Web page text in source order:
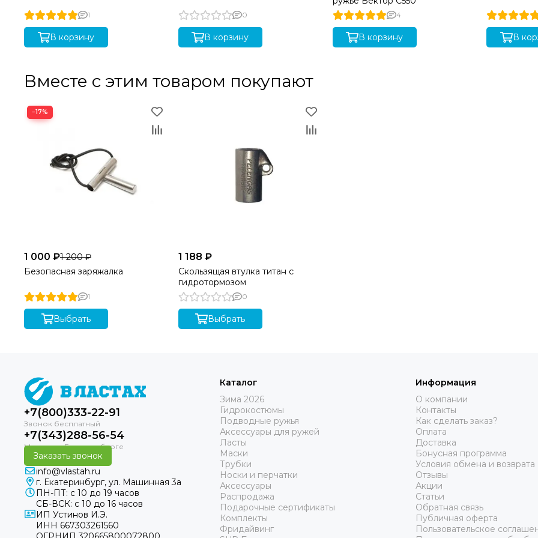
1
В корзину
0
В корзину
4
В корзину В
Вместе с этим товаром покупают
−17%
1 000 ₽1 200 ₽
Безопасная заряжалка
1
Выбрать
1 188 ₽
Скользящая втулка титан с
гидротормозом
0
Выбрать
+7(800)333-22-91
+7(343)288-56-54
Заказать звонок
info@vlastah.ru
г. Екатеринбург, ул. Машинная 3а
ПН-ПТ: с 10 до 19 часов
СБ-ВСК: с 10 до 16 часов
ИП Устинов И.Э.
ИНН 667303261560
Каталог
Зима 2026
Гидрокостюмы
Подводные ружья
Аксессуары для ружей
Ласты
Маски
Трубки
Носки и перчатки
Аксессуары
Распродажа
Подарочные сертификаты
Комплекты
Фридайвинг
Информация
О компании
Контакты
Как сделать заказ?
Оплата
Доставка
Бонусная программа
Условия обмена и возврата
Отзывы
Акции
Статьи
Обратная связь
Публичная оферта
Пользовательское